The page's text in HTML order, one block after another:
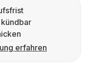
erfahren